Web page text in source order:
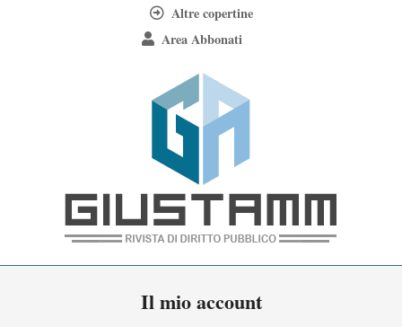
Altre copertine
Area Abbonati
Giustamm
Il mio account